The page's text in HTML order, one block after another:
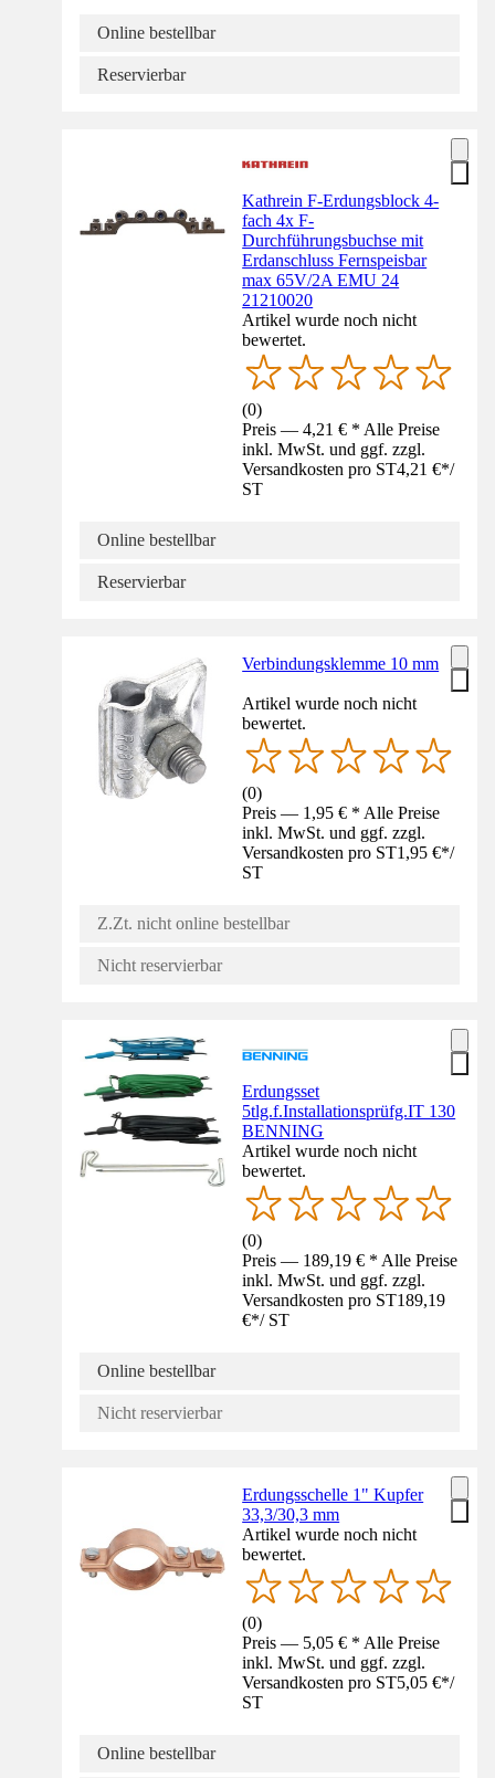
Online bestellbar
Reservierbar
Kathrein F-Erdungsblock 4-
fach 4x F-
Durchführungsbuchse mit
Erdanschluss Fernspeisbar
max 65V/2A EMU 24
21210020
Artikel wurde noch nicht
bewertet.
(0)
Preis — 4,21 € * Alle Preise
inkl. MwSt. und ggf. zzgl.
Versandkosten pro ST4,21 €*/
ST
Online bestellbar
Reservierbar
Verbindungsklemme 10 mm
Artikel wurde noch nicht
bewertet.
(0)
Preis — 1,95 € * Alle Preise
inkl. MwSt. und ggf. zzgl.
Versandkosten pro ST1,95 €*/
ST
Z.Zt. nicht online bestellbar
Nicht reservierbar
Erdungsset
5tlg.f.Installationsprüfg.IT 130
BENNING
Artikel wurde noch nicht
bewertet.
(0)
Preis — 189,19 € * Alle Preise
inkl. MwSt. und ggf. zzgl.
Versandkosten pro ST189,19
€*/ ST
Online bestellbar
Nicht reservierbar
Erdungsschelle 1" Kupfer
33,3/30,3 mm
Artikel wurde noch nicht
bewertet.
(0)
Preis — 5,05 € * Alle Preise
inkl. MwSt. und ggf. zzgl.
Versandkosten pro ST5,05 €*/
ST
Online bestellbar